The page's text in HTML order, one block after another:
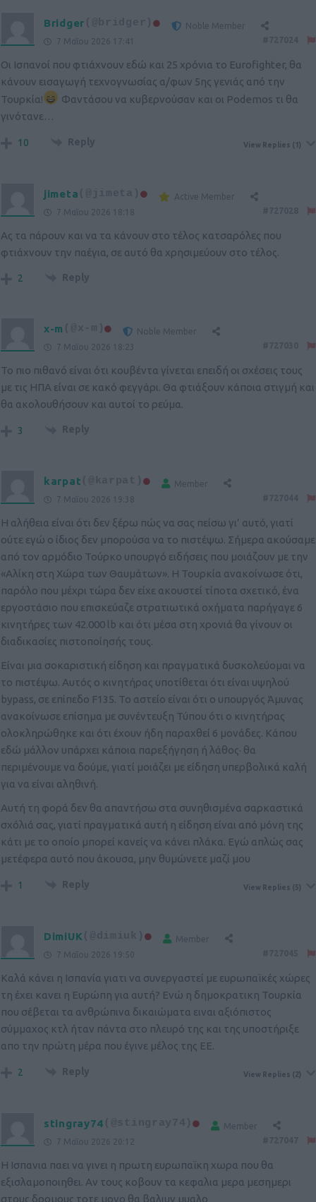
Bridger
Noble Member
7 Μαΐου 2026 17:41
Οι Ισπανοί που φτιάχνουν εδώ και 25 χρόνια το Eurofighter, θα
κάνουν εισαγωγή τεχνογνωσίας α/φων 5ης γενιάς από την
Τουρκία!
Φαντάσου να κυβερνούσαν και οι Podemos τι θα
γινότανε…
10 Reply View Replies (1)
jimeta
Active Member
7 Μαΐου 2026 18:18
Ας τα πάρουν και να τα κάνουν στο τέλος κατσαρόλες που
φτιάχνουν την παέγια, σε αυτό θα χρησιμεύουν στο τέλος.
2 Reply
x-m (@x-m)
Noble Member
7 Μαΐου 2026 18:23
Το πιο πιθανό είναι ότι κουβέντα γίνεται επειδή οι σχέσεις τους
με τις ΗΠΑ είναι σε κακό φεγγάρι. Θα φτιάξουν κάποια στιγμή και
θα ακολουθήσουν και αυτοί το ρεύμα.
3 Reply
karpat
Member
7 Μαΐου 2026 19:38
Η αλήθεια είναι ότι δεν ξέρω πώς να σας πείσω γι’ αυτό, γιατί
ούτε εγώ ο ίδιος δεν μπορούσα να το πιστέψω. Σήμερα ακούσαμε
από τον αρμόδιο Τούρκο υπουργό ειδήσεις που μοιάζουν με την
«Αλίκη στη Χώρα των Θαυμάτων». Η Τουρκία ανακοίνωσε ότι,
παρόλο που μέχρι τώρα δεν είχε ακουστεί τίποτα σχετικό, ένα
εργοστάσιο που επισκεύαζε στρατιωτικά οχήματα παρήγαγε 6
κινητήρες των 42.000 lb και ότι μέσα στη χρονιά θα γίνουν οι
διαδικασίες πιστοποίησής τους.
Είναι μια σοκαριστική είδηση και πραγματικά δυσκολεύομαι να
το πιστέψω. Αυτός ο κινητήρας υποτίθεται ότι είναι υψηλού
bypass, σε επίπεδο F135. Το αστείο είναι ότι ο υπουργός Άμυνας
ανακοίνωσε επίσημα με συνέντευξη Τύπου ότι ο κινητήρας
ολοκληρώθηκε και ότι έχουν ήδη παραχθεί 6 μονάδες. Κάπου
εδώ μάλλον υπάρχει κάποια παρεξήγηση ή λάθος· θα
περιμένουμε να δούμε, γιατί μοιάζει με είδηση υπερβολικά καλή
για να είναι αληθινή.
Αυτή τη φορά δεν θα απαντήσω στα συνηθισμένα σαρκαστικά
σχόλιά σας, γιατί πραγματικά αυτή η είδηση είναι από μόνη της
κάτι με το οποίο μπορεί κανείς να κάνει πλάκα. Εγώ απλώς σας
μετέφερα αυτό που άκουσα, μην θυμώνετε μαζί μου
1 Reply View Replies (5)
DimiUK
Member
7 Μαΐου 2026 19:50
Καλά κάνει η Ισπανία γιατι να συνεργαστεί με ευρωπαϊκές χώρες
τη έχει κανει η Ευρώπη για αυτή? Ενώ η δημοκρατικη Τουρκία
που σέβεται τα ανθρώπινα δικαιώματα ειναι αξιόπιστος
σύμμαχος κτλ ήταν πάντα στο πλευρό της και της υποστήριξε
απο την πρώτη μέρα που έγινε μέλος της ΕΕ.
2 Reply View Replies (2)
stingray74 (@stingray74)
Member
7 Μαΐου 2026 20:12
Η Ισπανια παει να γινει η πρωτη ευρωπαϊκη χωρα που θα
εξισλαμοποιηθει. Αν τους κοβουν τα κεφαλια μερα μεσημερι
στους δρομους τοτε μονο θα βαλιυν μυαλο